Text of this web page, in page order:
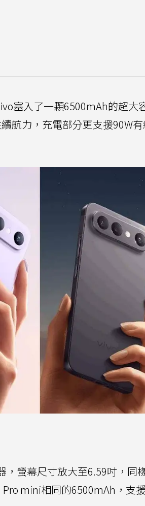
塞入了一顆6500mAh的超大
航力，充電部分更支援90W
，螢幕尺寸放大至6.59吋，同
mini相同的6500mAh，支